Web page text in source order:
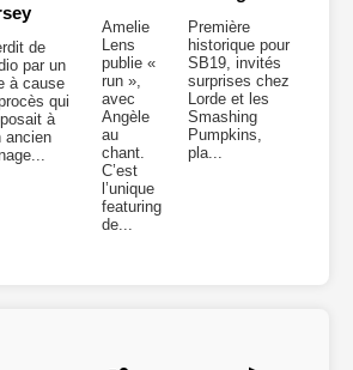
de
par un
à cause
qui
à
ancien
Amelie
Lens
publie «
run »,
avec
Angèle
au
chant.
C’est
l’unique
featuring
de...
Première
historique pour
SB19, invités
surprises chez
Lorde et les
Smashing
Pumpkins,
pla...